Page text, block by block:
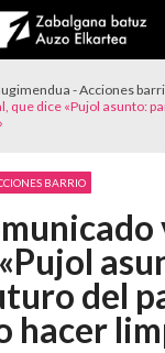
- Acciones
que dice «Pujol asunto:
BARRIO
del
hacer